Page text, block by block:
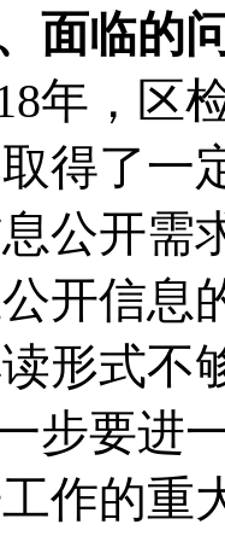
面临的
年，区
得了一
公开需
开信息
形式不
步要进
作的重